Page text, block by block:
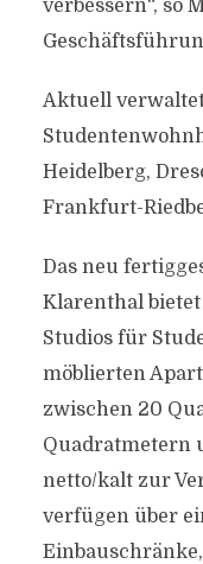
verbessern“, so
Aktuell
Heidelberg,
Frankfurt-
Das neu
Klarenthal
Studios für
möblierten
zwischen 20
Quadratmetern
netto/kalt zur
verfügen über